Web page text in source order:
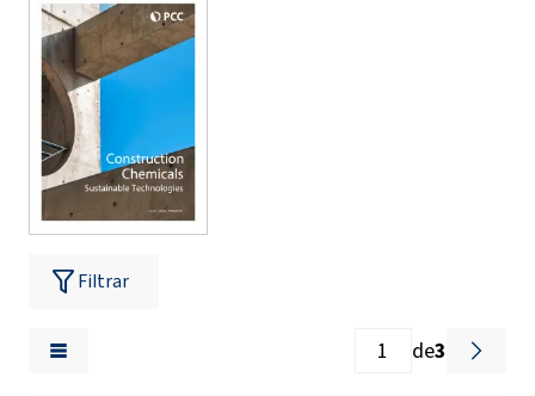
Filtrar
de3